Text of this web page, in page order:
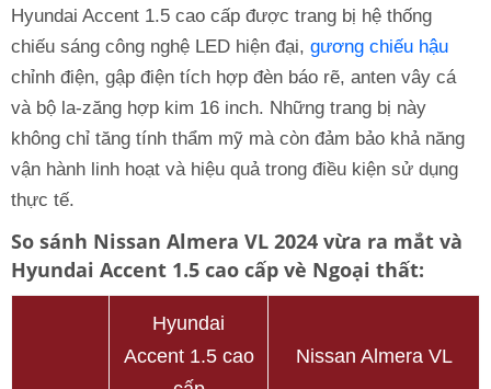
Hyundai Accent 1.5 cao cấp được trang bị hệ thống
chiếu sáng công nghệ LED hiện đại, gương chiếu hậu
chỉnh điện, gập điện tích hợp đèn báo rẽ, anten vây cá
và bộ la-zăng hợp kim 16 inch. Những trang bị này
không chỉ tăng tính thẩm mỹ mà còn đảm bảo khả năng
vận hành linh hoạt và hiệu quả trong điều kiện sử dụng
thực tế.
So sánh Nissan Almera VL 2024 vừa ra mắt và
Hyundai Accent 1.5 cao cấp vè Ngoại thất:
Hyundai
Accent 1.5 cao
Nissan Almera VL